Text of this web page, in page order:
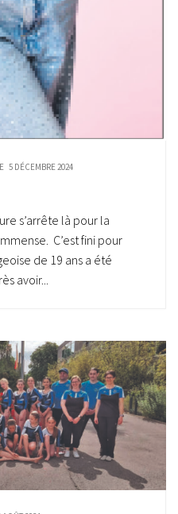
5 DÉCEMBRE 2024
s’arrête là pour la
C’est fini pour
de 19 ans a été
avoir...